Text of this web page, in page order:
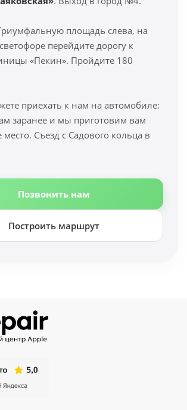
площадь слева, на
перейдите дорогу к
«Пекин». Пройдите 180
приехать к нам на автомобиле:
заранее и мы приготовим вам
Съезд с Садового кольца в
Позвонить нам
Построить маршрут